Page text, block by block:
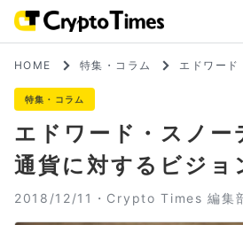
HOME 特集・コラム
エドワード
特集・コラム
エドワード・スノー
通貨に対するビジョ
2018/12/11・ Crypto Times 編集